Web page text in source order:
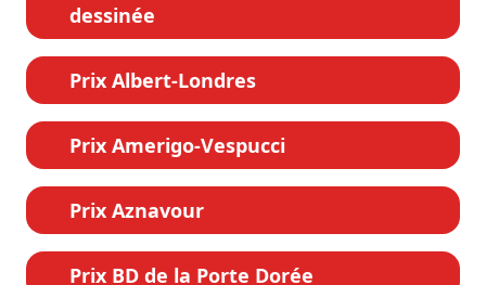
dessinée
Prix Albert-Londres
Prix Amerigo-Vespucci
Prix Aznavour
Prix BD de la Porte Dorée